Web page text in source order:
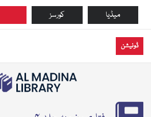
کورسز میڈیا
ڈونیشن